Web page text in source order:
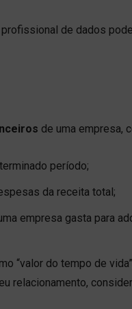
profissional de dados
de uma empresa,
período;
da receita total;
empresa gasta para
“valor do tempo de
relacionamento,